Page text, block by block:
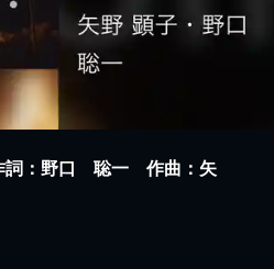
詞：野口 聡一 作曲：矢